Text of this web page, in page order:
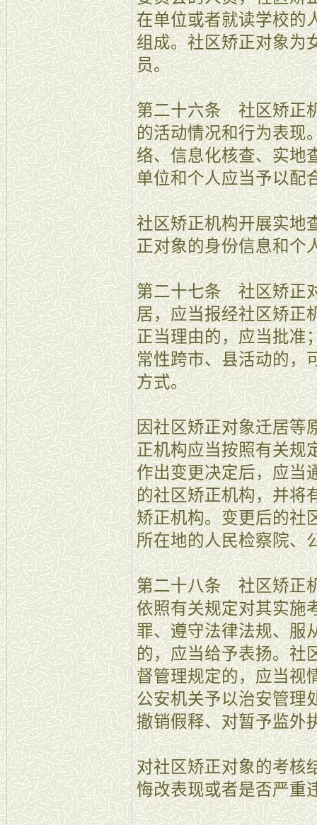
在单位或者就读学校的
组成。社区矫正对象为
员。
第二十六条 社区矫正
的活动情况和行为表现
络、信息化核查、实地
单位和个人应当予以配
社区矫正机构开展实地
正对象的身份信息和个
第二十七条 社区矫正
居，应当报经社区矫正
正当理由的，应当批准
常性跨市、县活动的，
方式。
因社区矫正对象迁居等
正机构应当按照有关规
作出变更决定后，应当
的社区矫正机构，并将
矫正机构。变更后的社
所在地的人民检察院、
第二十八条 社区矫正
依照有关规定对其实施
罪、遵守法律法规、服
的，应当给予表扬。社
督管理规定的，应当视
公安机关予以治安管理
撤销假释、对暂予监外
对社区矫正对象的考核
悔改表现或者是否严重